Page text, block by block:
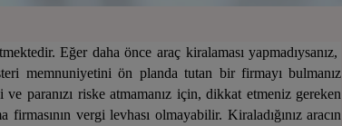
Eğer daha önce araç kiralaması yapmadıysanız,
memnuniyetini ön planda tutan bir firmayı bulmanız
paranızı riske atmamanız için, dikkat etmeniz gereken
firmasının vergi levhası olmayabilir. Kiraladığınız aracın